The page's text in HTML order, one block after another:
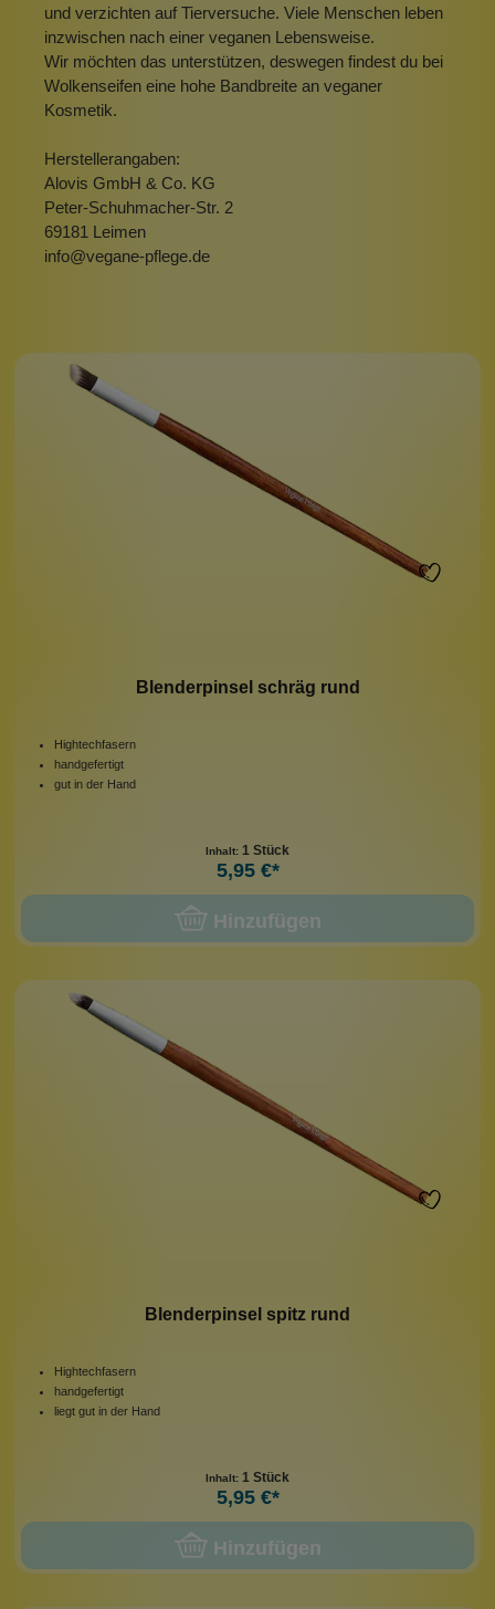
und verzichten auf Tierversuche. Viele Menschen leben
inzwischen nach einer veganen Lebensweise.
Wir möchten das unterstützen, deswegen findest du bei
Wolkenseifen eine hohe Bandbreite an veganer
Kosmetik.
Herstellerangaben:
Alovis GmbH & Co. KG
Peter-Schuhmacher-Str. 2
69181 Leimen
info@vegane-pflege.de
Blenderpinsel schräg rund
Hightechfasern
handgefertigt
gut in der Hand
Inhalt: 1 Stück
5,95 €*
Hinzufügen
Blenderpinsel spitz rund
Hightechfasern
handgefertigt
liegt gut in der Hand
Inhalt: 1 Stück
5,95 €*
Hinzufügen